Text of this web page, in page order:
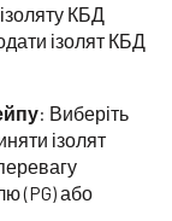
КБД
ізолят КБД
: Виберіть
ізолят
(PG) або